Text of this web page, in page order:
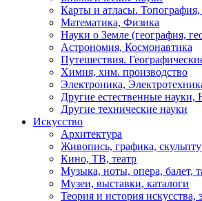
Карты и атласы. Топография,
Математика, Физика
Науки о Земле (география,
Астрономия, Космонавтика
Путешествия.
Химия, хим. производство
Электроника,
Другие естественные науки,
Другие технические науки
Искусство
Архитектура
Живопись, графика,
Кино, ТВ, театр
Музыка, ноты, опера, балет,
Музеи, выставки, каталоги
Теория и история искусства,